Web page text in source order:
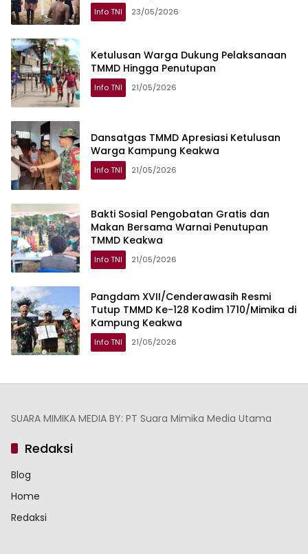
Info TNI 23/05/2026
Ketulusan Warga Dukung Pelaksanaan
TMMD Hingga Penutupan
Info TNI 21/05/2026
Dansatgas TMMD Apresiasi Ketulusan
Warga Kampung Keakwa
Info TNI 21/05/2026
Bakti Sosial Pengobatan Gratis dan
Makan Bersama Warnai Penutupan
TMMD Keakwa
Info TNI 21/05/2026
Pangdam XVII/Cenderawasih Resmi
Tutup TMMD Ke-128 Kodim 1710/Mimika di
Kampung Keakwa
Info TNI 21/05/2026
SUARA MIMIKA MEDIA BY: PT Suara Mimika Media Utama
Redaksi
Blog
Home
Redaksi